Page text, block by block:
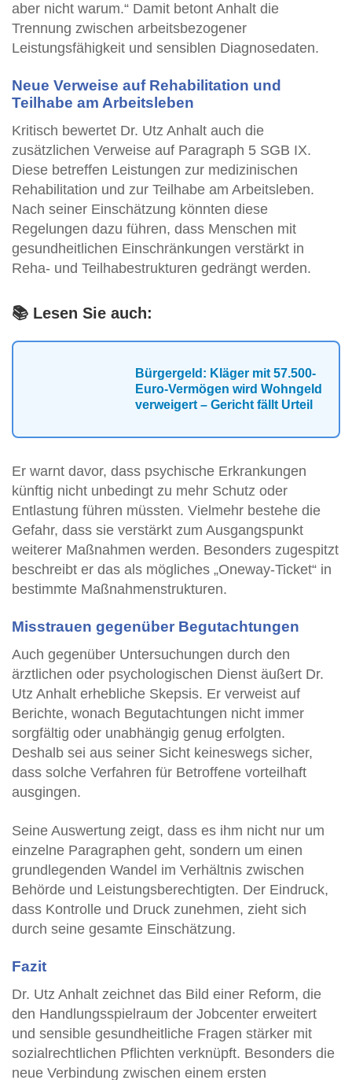
aber nicht warum.“ Damit betont Anhalt die
Trennung zwischen arbeitsbezogener
Leistungsfähigkeit und sensiblen Diagnosedaten.
Neue Verweise auf Rehabilitation und
Teilhabe am Arbeitsleben
Kritisch bewertet Dr. Utz Anhalt auch die
zusätzlichen Verweise auf Paragraph 5 SGB IX.
Diese betreffen Leistungen zur medizinischen
Rehabilitation und zur Teilhabe am Arbeitsleben.
Nach seiner Einschätzung könnten diese
Regelungen dazu führen, dass Menschen mit
gesundheitlichen Einschränkungen verstärkt in
Reha- und Teilhabestrukturen gedrängt werden.
📚 Lesen Sie auch:
Bürgergeld: Kläger mit 57.500-
Euro-Vermögen wird Wohngeld
verweigert – Gericht fällt Urteil
Er warnt davor, dass psychische Erkrankungen
künftig nicht unbedingt zu mehr Schutz oder
Entlastung führen müssten. Vielmehr bestehe die
Gefahr, dass sie verstärkt zum Ausgangspunkt
weiterer Maßnahmen werden. Besonders zugespitzt
beschreibt er das als mögliches „Oneway-Ticket“ in
bestimmte Maßnahmenstrukturen.
Misstrauen gegenüber Begutachtungen
Auch gegenüber Untersuchungen durch den
ärztlichen oder psychologischen Dienst äußert Dr.
Utz Anhalt erhebliche Skepsis. Er verweist auf
Berichte, wonach Begutachtungen nicht immer
sorgfältig oder unabhängig genug erfolgten.
Deshalb sei aus seiner Sicht keineswegs sicher,
dass solche Verfahren für Betroffene vorteilhaft
ausgingen.
Seine Auswertung zeigt, dass es ihm nicht nur um
einzelne Paragraphen geht, sondern um einen
grundlegenden Wandel im Verhältnis zwischen
Behörde und Leistungsberechtigten. Der Eindruck,
dass Kontrolle und Druck zunehmen, zieht sich
durch seine gesamte Einschätzung.
Fazit
Dr. Utz Anhalt zeichnet das Bild einer Reform, die
den Handlungsspielraum der Jobcenter erweitert
und sensible gesundheitliche Fragen stärker mit
sozialrechtlichen Pflichten verknüpft. Besonders die
neue Verbindung zwischen einem ersten